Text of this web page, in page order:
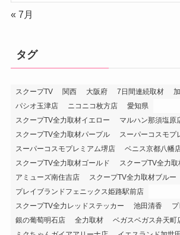
« 7月
タグ
スクープTV 関西 大阪府 7日間連続取材
パシオ玉津店
ニコニコ枚方店
愛知県
スクープTV全力取材イエロー
マルハン那須塩原
スクープTV全力取材パープル
スーパーコスモプ
スーパーコスモプレミアム堺店
ベニス京都八幡
スクープTV全力取材ゴールド
スクープTV全力
アミューズ南住吉店
スクープTV全力取材ブルー
プレイブランドフェニックス姫路駅前店
スクープTV全力レッドステッカー
池田清香
銀の葡萄明石店
全力取材
ベガスベガス弁天町